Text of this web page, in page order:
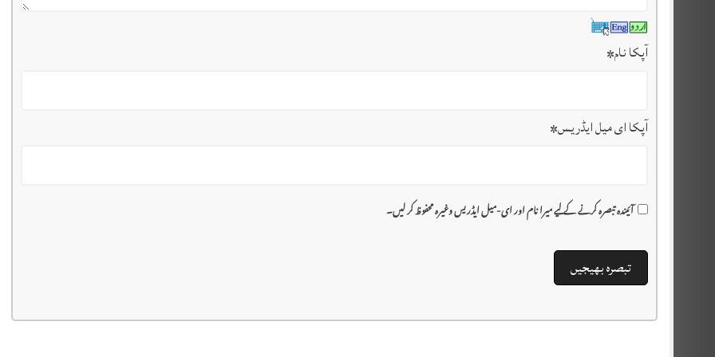
آپکا نام*
آپکا ای میل ایڈریس*
آئیندہ تبصرہ کرنے کے لیے میرا نام اور ای-میل ایڈریس وغیرہ محفوظ کر لیں۔